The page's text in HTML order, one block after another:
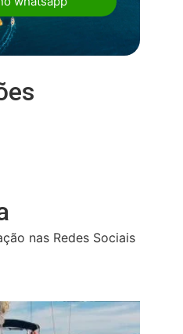
nas Redes Sociais